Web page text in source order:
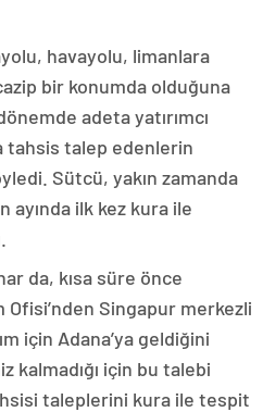
havayolu, limanlara
bir konumda olduğuna
adeta yatırımcı
tahsis talep edenlerin
Sütcü, yakın zamanda
ayında ilk kez kura ile
da, kısa süre önce
Ofisi’nden Singapur merkezli
için Adana’ya geldiğini
kalmadığı için bu talebi
taleplerini kura ile tespit